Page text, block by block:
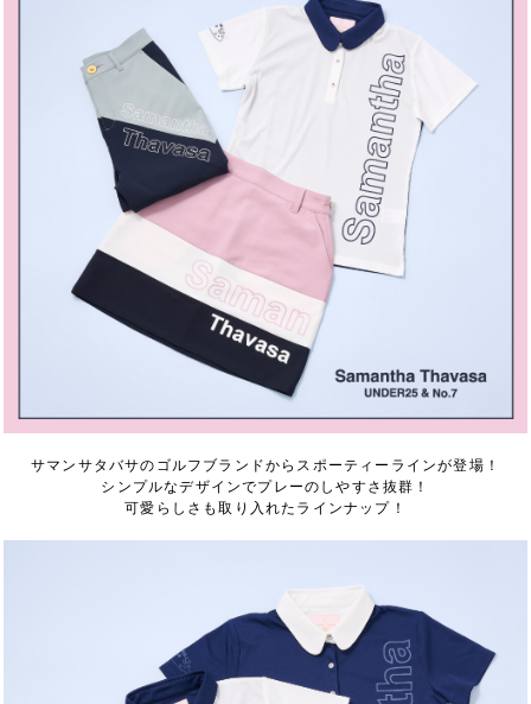
サマンサタバサのゴルフブランドからスポーティーラインが登場！
シンプルなデザインでプレーのしやすさ抜群！
可愛らしさも取り入れたラインナップ！